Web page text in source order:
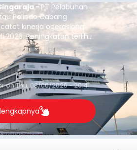
-PT Pelabuhan
Pelindo Cabang
kinerja operasional
2026. Peningkatan terlihat
1,48 juta Gross
12,4 persen
sama tahun lalu
juta GT.
onThu, 08/06/2026 - 20:41